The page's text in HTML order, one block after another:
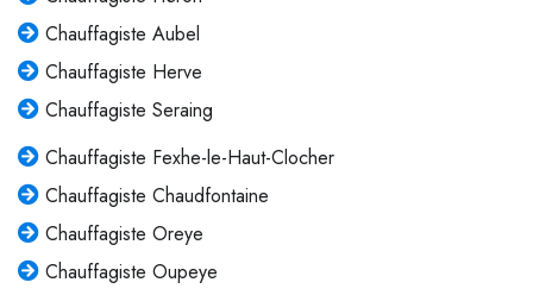
Chauffagiste Aubel
Chauffagiste Herve
Chauffagiste Seraing
Chauffagiste Fexhe-le-Haut-Clocher
Chauffagiste Chaudfontaine
Chauffagiste Oreye
Chauffagiste Oupeye